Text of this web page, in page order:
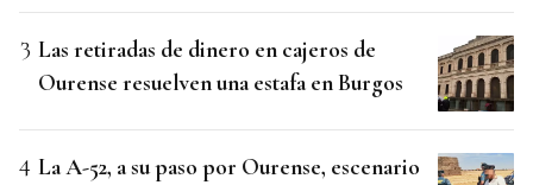
Las retiradas de dinero en cajeros de
Ourense resuelven una estafa en Burgos
La A-52, a su paso por Ourense, escenario